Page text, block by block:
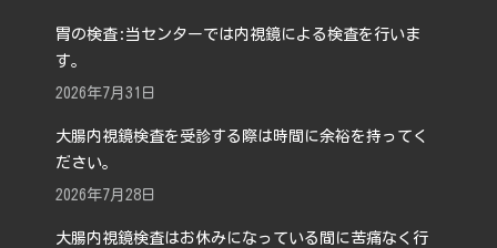
胃の検査:当センターでは内視鏡による検査を行いま
す。
2026年7月31日
大腸内視鏡検査を受診する際は時間に余裕を持ってく
ださい。
2026年7月28日
大腸内視鏡検査はお休みになっている間に苦痛なく行